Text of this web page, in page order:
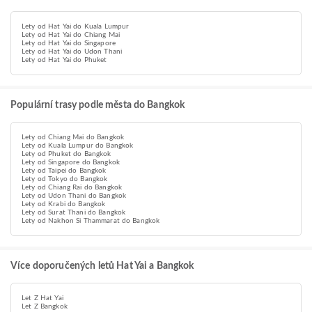
Lety od Hat Yai do Kuala Lumpur
Lety od Hat Yai do Chiang Mai
Lety od Hat Yai do Singapore
Lety od Hat Yai do Udon Thani
Lety od Hat Yai do Phuket
Populární trasy podle města do Bangkok
Lety od Chiang Mai do Bangkok
Lety od Kuala Lumpur do Bangkok
Lety od Phuket do Bangkok
Lety od Singapore do Bangkok
Lety od Taipei do Bangkok
Lety od Tokyo do Bangkok
Lety od Chiang Rai do Bangkok
Lety od Udon Thani do Bangkok
Lety od Krabi do Bangkok
Lety od Surat Thani do Bangkok
Lety od Nakhon Si Thammarat do Bangkok
Více doporučených letů Hat Yai a Bangkok
Let Z Hat Yai
Let Z Bangkok